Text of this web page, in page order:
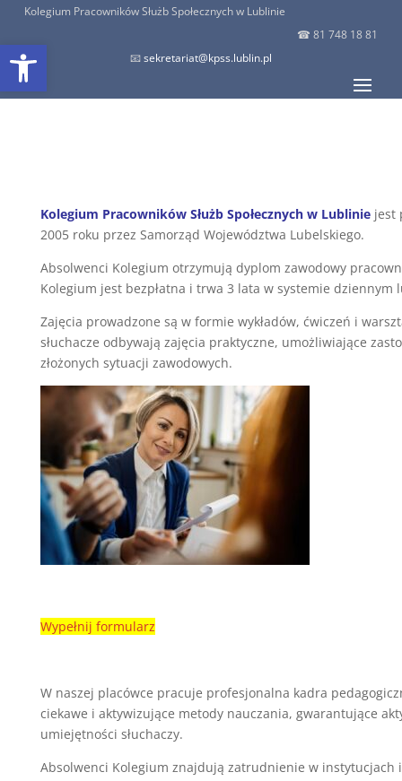
Open toolbar
Kolegium Pracowników Służb Społecznych w Lublinie
☎ 81 748 18 81
📧sekretariat@kpss.lublin.pl
Kolegium Pracowników Służb Społecznych w Lubliniejest
2005 roku przez Samorząd Województwa Lubelskiego.
Absolwenci Kolegium otrzymują dyplom zawodowy
Kolegium jest bezpłatna i trwa 3 lata w systemie dziennym
Zajęcia prowadzone są w formie wykładów, ćwiczeń i
słuchacze odbywają zajęcia praktyczne, umożliwiające
złożonych sytuacji zawodowych.
Wypełnij formularz
W naszej placówce pracuje profesjonalna kadra
ciekawe i aktywizujące metody nauczania, gwarantujące
umiejętności słuchaczy.
Absolwenci Kolegium znajdują zatrudnienie w instytucjach